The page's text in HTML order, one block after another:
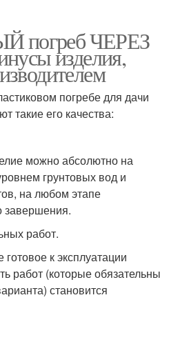
ЧЕРЕЗ
изделия,
погребе для дачи
такие его качества:
можно абсолютно на
грунтовых вод и
на любом этапе
завершения.
работ.
к эксплуатации
работ (которые обязательны
становится